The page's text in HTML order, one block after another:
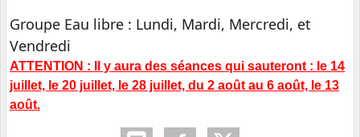
Groupe Eau libre : Lundi, Mardi, Mercredi, et
Vendredi
ATTENTION : Il y aura des séances qui sauteront : le 14
juillet, le 20 juillet, le 28 juillet, du 2 août au 6 août, le 13
août.